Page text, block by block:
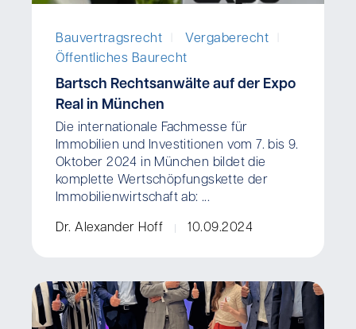
Bauvertragsrecht Vergaberecht
Öffentliches Baurecht
Bartsch Rechtsanwälte auf der Expo
Real in München
Die internationale Fachmesse für
Immobilien und Investitionen vom 7. bis 9.
Oktober 2024 in München bildet die
komplette Wertschöpfungskette der
Immobilienwirtschaft ab: ...
Dr. Alexander Hoff 10.09.2024